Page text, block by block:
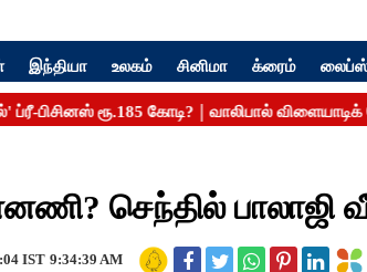
இந்தியா உலகம் சினிமா க்ரைம்
செந்தில்
IST 9:34:39 AM